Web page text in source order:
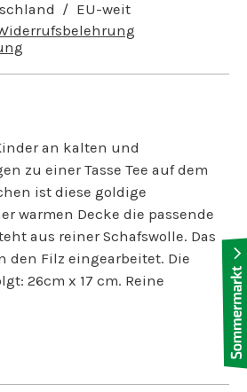
EU-weit
an kalten und
zu einer Tasse Tee auf dem
ist diese goldige
warmen Decke die passende
aus reiner Schafswolle. Das
den Filz eingearbeitet. Die
26cm x 17 cm. Reine